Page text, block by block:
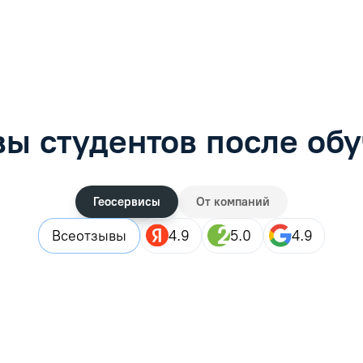
студентов после
Геосервисы От компаний
Всеотзывы 4.9 5.0 4.9